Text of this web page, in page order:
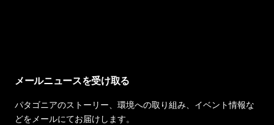
メールニュースを受け取る
パタゴニアのストーリー、環境への取り組み、イベント情報な
どをメールにてお届けします。